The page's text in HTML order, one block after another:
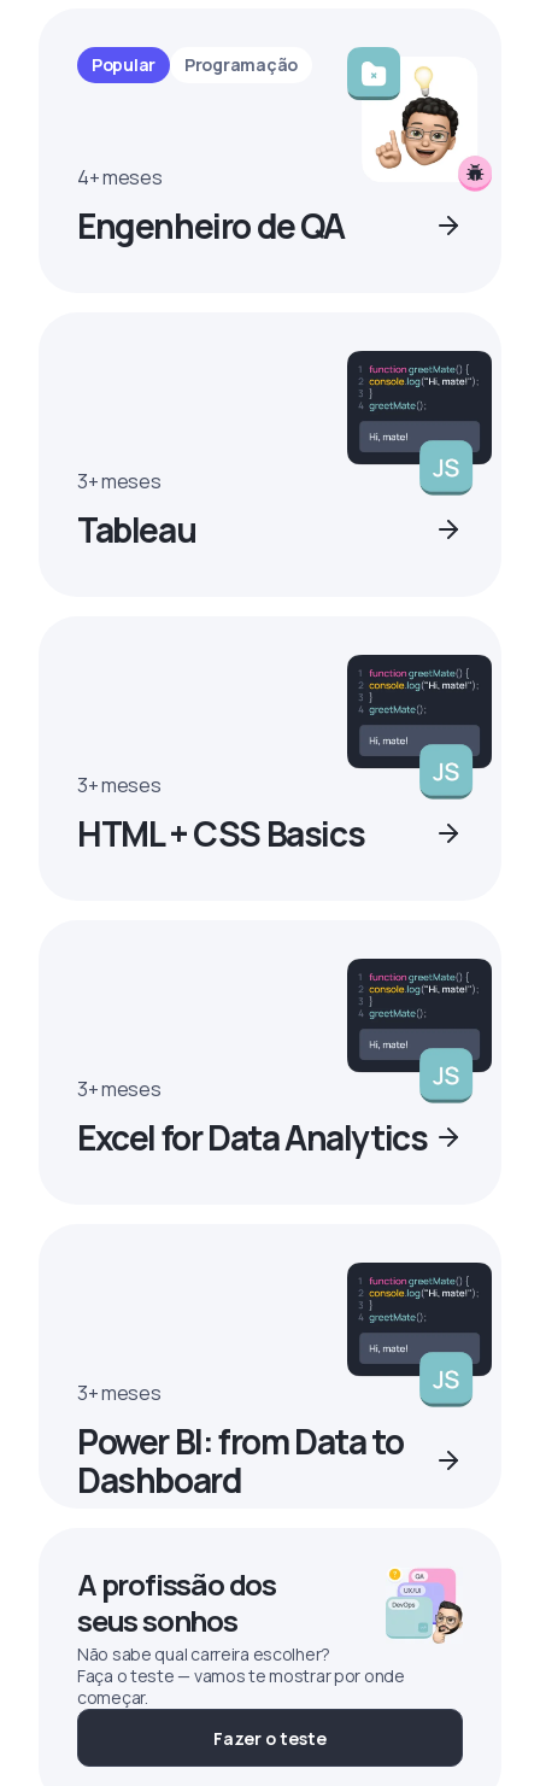
Popular Programação
4+ meses
Engenheiro de QA
3+ meses
Tableau
3+ meses
HTML + CSS Basics
3+ meses
Excel for Data Analytics
3+ meses
Power BI: from Data to
Dashboard
A profissão dos
seus sonhos
Não sabe qual carreira escolher?
Faça o teste — vamos te mostrar por onde
começar.
Fazer o teste